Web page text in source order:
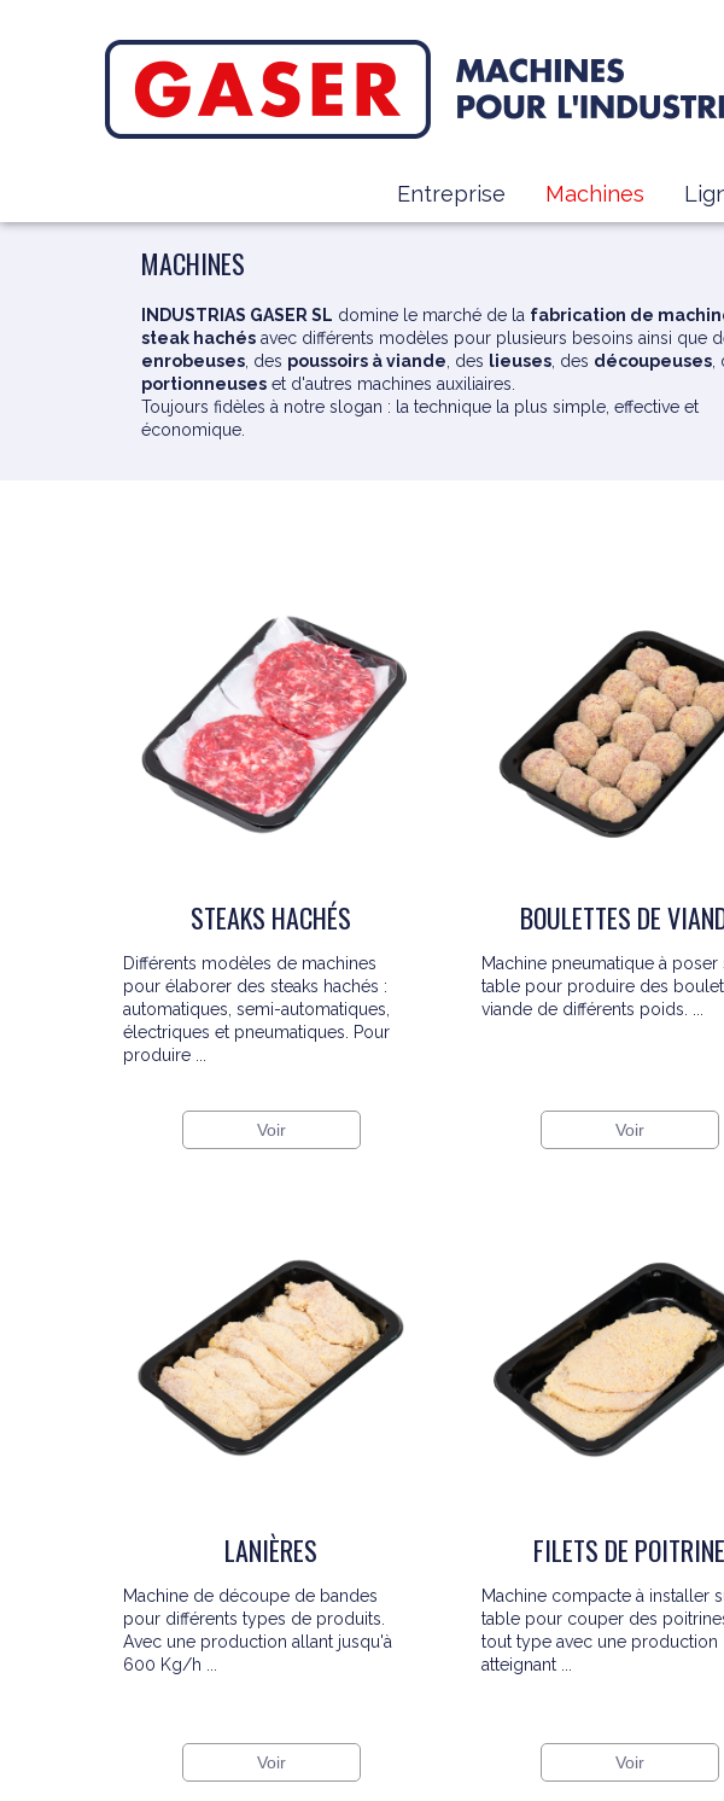
Entreprise Machines
MACHINES
INDUSTRIAS GASER SL domine le marché de la fabrication de
steak hachés avec différents modèles pour plusieurs besoins ainsi que
enrobeuses , des poussoirs à viande , des lieuses , des découpeuses
portionneuses et d'autres machines auxiliaires.
Toujours fidèles à notre slogan : la technique la plus simple, effective et
économique.
STEAKS HACHÉS
Différents modèles de machines
pour élaborer des steaks hachés :
automatiques, semi-automatiques,
électriques et pneumatiques. Pour
produire ...
Voir
BOULETTES DE
Machine pneumatique à poser
table pour produire des
viande de différents poids. ...
Voir
LANIÈRES
Machine de découpe de bandes
pour différents types de produits.
Avec une production allant jusqu'à
600 Kg/h ...
Voir
FILETS DE POITRINE
Machine compacte à installer
table pour couper des
tout type avec une production
atteignant ...
Voir